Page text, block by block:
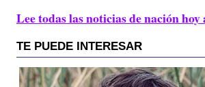
Lee todas las noticias de nación hoy